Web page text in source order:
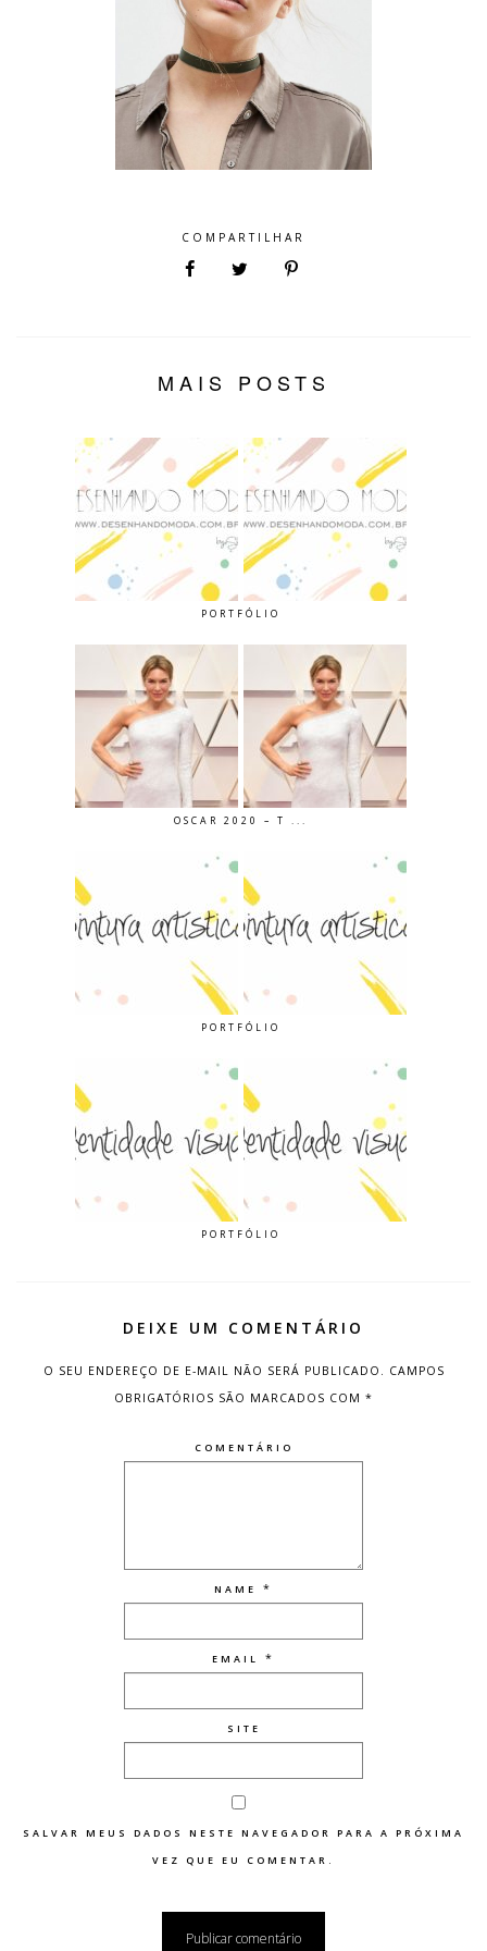
COMPARTILHAR
MAIS POSTS
PORTFÓLIO
OSCAR 2020 – T ...
PORTFÓLIO
PORTFÓLIO
DEIXE UM COMENTÁRIO
O SEU ENDEREÇO DE E-MAIL NÃO SERÁ PUBLICADO.
CAMPOS
OBRIGATÓRIOS SÃO MARCADOS COM *
COMENTÁRIO
NAME *
EMAIL *
SITE
SALVAR MEUS DADOS NESTE NAVEGADOR PARA A PRÓXIMA
VEZ QUE EU COMENTAR.